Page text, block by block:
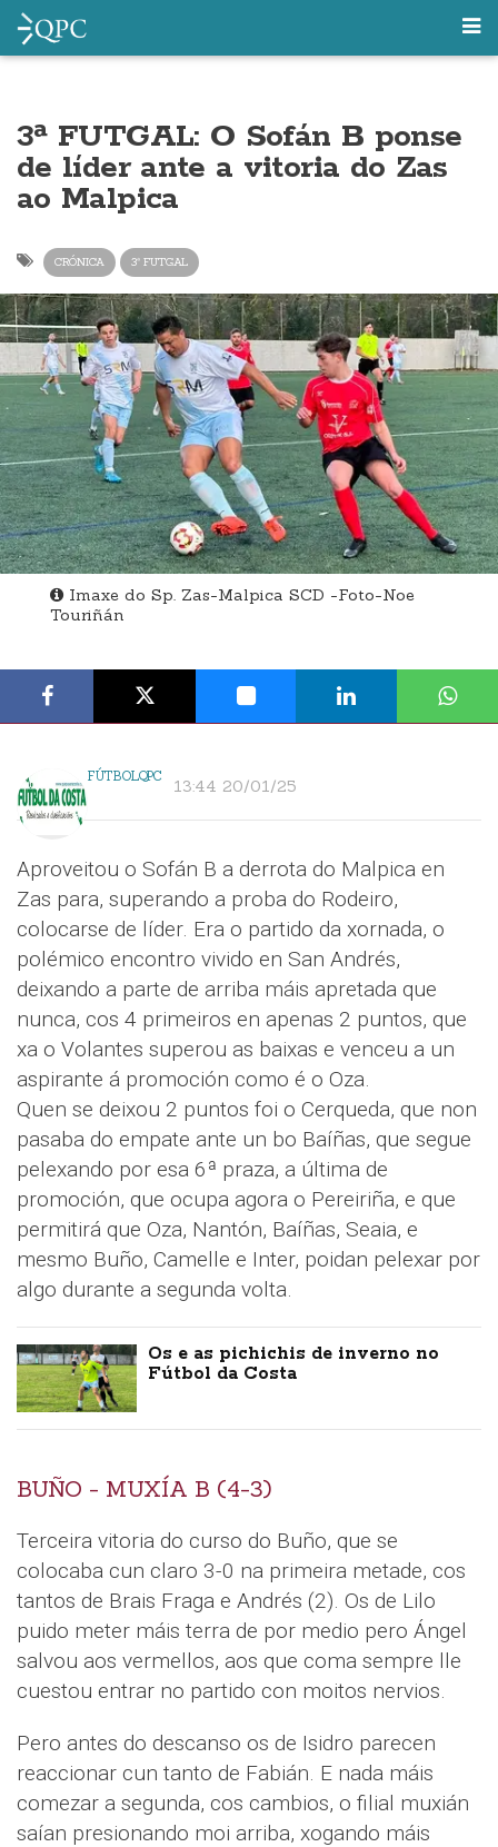
3ª FUTGAL: O Sofán B ponse
de líder ante a vitoria do Zas
ao Malpica
CRÓNICA 3ª FUTGAL
Imaxe do Sp. Zas-Malpica SCD -Foto-Noe
Touriñán
FÚTBOLQPC 13:44 20/01/25
Aproveitou o Sofán B a derrota do Malpica en
Zas para, superando a proba do Rodeiro,
colocarse de líder. Era o partido da xornada, o
polémico encontro vivido en San Andrés,
deixando a parte de arriba máis apretada que
nunca, cos 4 primeiros en apenas 2 puntos, que
xa o Volantes superou as baixas e venceu a un
aspirante á promoción como é o Oza.
Quen se deixou 2 puntos foi o Cerqueda, que non
pasaba do empate ante un bo Baíñas, que segue
pelexando por esa 6ª praza, a última de
promoción, que ocupa agora o Pereiriña, e que
permitirá que Oza, Nantón, Baíñas, Seaia, e
mesmo Buño, Camelle e Inter, poidan pelexar por
algo durante a segunda volta.
Os e as pichichis de inverno no
Fútbol da Costa
BUÑO - MUXÍA B (4-3)
Terceira vitoria do curso do Buño, que se
colocaba cun claro 3-0 na primeira metade, cos
tantos de Brais Fraga e Andrés (2). Os de Lilo
puido meter máis terra de por medio pero Ángel
salvou aos vermellos, aos que coma sempre lle
cuestou entrar no partido con moitos nervios.
Pero antes do descanso os de Isidro parecen
reaccionar cun tanto de Fabián. E nada máis
comezar a segunda, cos cambios, o filial muxián
saían presionando moi arriba, xogando máis